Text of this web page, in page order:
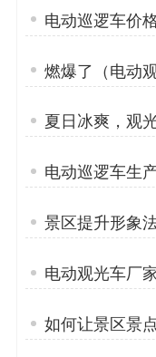
电动巡逻车价
确选购电动巡
燃爆了（电动
续）电动观光
夏日冰爽，观
菱」
电动巡逻车生
逻车爬坡率受
景区提升形象
菱」
电动观光车厂
如何让景区景
动观光车有话